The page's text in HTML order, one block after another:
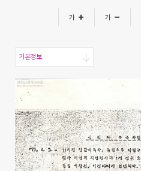
기본정보